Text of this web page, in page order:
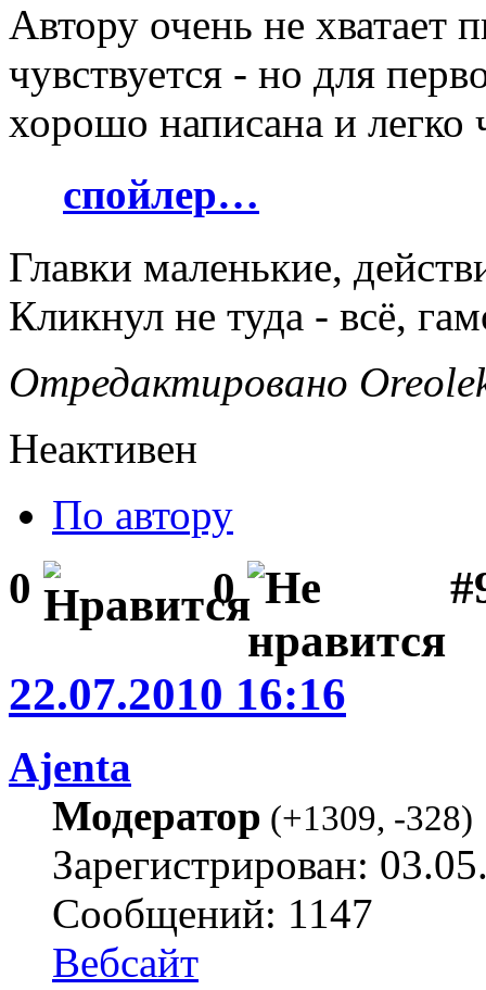
Автору очень не хватает
чувствуется - но для
хорошо написана и легко
спойлер…
Главки маленькие,
Кликнул не туда - всё,
Отредактировано
Неактивен
По автору
0 0
22.07.2010 16:16
Ajenta
Модератор (+1309, -328)
Зарегистрирован:
Сообщений: 1147
Вебсайт